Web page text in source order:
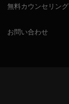
無料カウンセリング
お問い合わせ